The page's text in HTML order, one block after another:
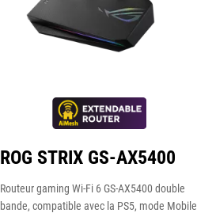
ROG STRIX GS-AX5400
Routeur gaming Wi-Fi 6 GS-AX5400 double
bande, compatible avec la PS5, mode Mobile